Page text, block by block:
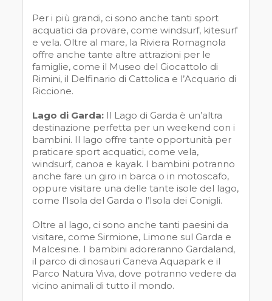
Per i più grandi, ci sono anche tanti sport
acquatici da provare, come windsurf, kitesurf
e vela. Oltre al mare, la Riviera Romagnola
offre anche tante altre attrazioni per le
famiglie, come il Museo del Giocattolo di
Rimini, il Delfinario di Cattolica e l’Acquario di
Riccione.
Lago di Garda: Il Lago di Garda è un’altra
destinazione perfetta per un weekend con i
bambini. Il lago offre tante opportunità per
praticare sport acquatici, come vela,
windsurf, canoa e kayak. I bambini potranno
anche fare un giro in barca o in motoscafo,
oppure visitare una delle tante isole del lago,
come l’Isola del Garda o l’Isola dei Conigli.
Oltre al lago, ci sono anche tanti paesini da
visitare, come Sirmione, Limone sul Garda e
Malcesine. I bambini adoreranno Gardaland,
il parco di dinosauri Caneva Aquapark e il
Parco Natura Viva, dove potranno vedere da
vicino animali di tutto il mondo.